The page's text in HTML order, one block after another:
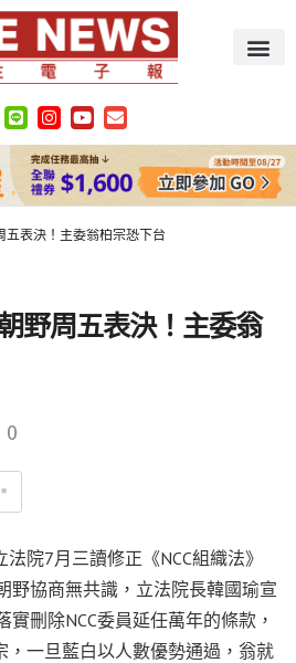
表決！主委翁柏宗恐下台
野周五表決！主委翁
0
院7月三讀修正《NCC組織法》
野協商無共識，立法院長韓國瑜宣
刪除NCC委員延任萬年的條款，
，一旦藍白以人數優勢通過，翁就